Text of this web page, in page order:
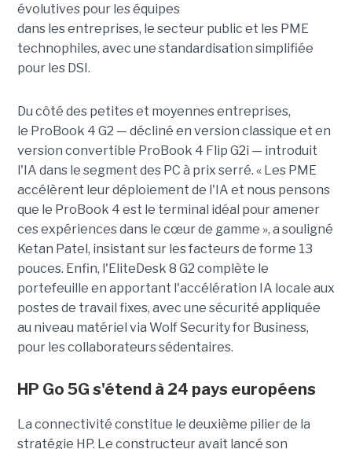
évolutives pour les équipes
dans les entreprises, le secteur public et les PME
technophiles, avec une standardisation simplifiée
pour les DSI.
Du côté des petites et moyennes entreprises,
le ProBook 4 G2 — décliné en version classique et en
version convertible ProBook 4 Flip G2i — introduit
l'IA dans le segment des PC à prix serré. « Les PME
accélèrent leur déploiement de l'IA et nous pensons
que le ProBook 4 est le terminal idéal pour amener
ces expériences dans le cœur de gamme », a souligné
Ketan Patel, insistant sur les facteurs de forme 13
pouces. Enfin, l'EliteDesk 8 G2 complète le
portefeuille en apportant l'accélération IA locale aux
postes de travail fixes, avec une sécurité appliquée
au niveau matériel via Wolf Security for Business,
pour les collaborateurs sédentaires.
HP Go 5G s'étend à 24 pays européens
La connectivité constitue le deuxième pilier de la
stratégie HP. Le constructeur avait lancé son